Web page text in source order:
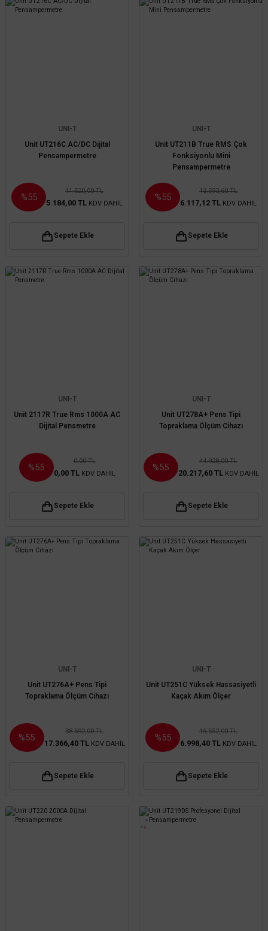
UNI-T
Unit UT216C AC/DC Dijital
Pensampermetre
%55
11.520,00 TL
5.184,00 TL KDV DAHİL
Sepete Ekle
UNI-T
Unit UT211B True RMS Çok
Fonksiyonlu Mini
Pensampermetre
%55
13.593,60 TL
6.117,12 TL KDV DAHİL
Sepete Ekle
UNI-T
Unit 2117R True Rms 1000A AC
Dijital Pensmetre
%55
0,00 TL
0,00 TL KDV DAHİL
Sepete Ekle
UNI-T
Unit UT278A+ Pens Tipi
Topraklama Ölçüm Cihazı
%55
44.928,00 TL
20.217,60 TL KDV DAHİL
Sepete Ekle
UNI-T
Unit UT276A+ Pens Tipi
Topraklama Ölçüm Cihazı
%55
38.592,00 TL
17.366,40 TL KDV DAHİL
Sepete Ekle
UNI-T
Unit UT251C Yüksek Hassasiyetli
Kaçak Akım Ölçer
%55
15.552,00 TL
6.998,40 TL KDV DAHİL
Sepete Ekle